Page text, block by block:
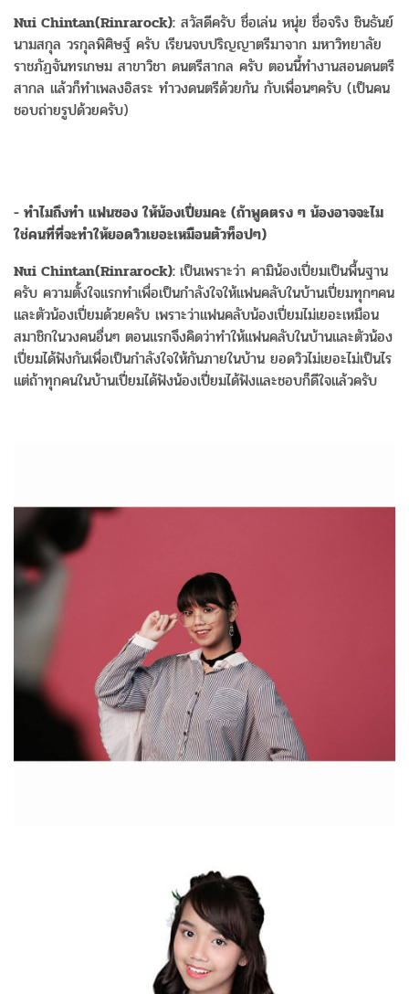
Nui Chintan(Rinrarock): สวัสดีครับ ชื่อเล่น หนุ่ย ชื่อจริง ชินธันย์
นามสกุล วรกุลพิศิษฐ์ ครับ เรียนจบปริญญาตรีมาจาก มหาวิทยาลัย
ราชภัฏจันทรเกษม สาขาวิชา ดนตรีสากล ครับ ตอนนี้ทำงานสอนดนตรี
สากล แล้วก็ทำเพลงอิสระ ทำวงดนตรีด้วยกัน กับเพื่อนๆครับ (เป็นคน
ชอบถ่ายรูปด้วยครับ)
- ทำไมถึงทำ แฟนซอง ให้น้องเปี่ยมคะ (ถ้าพูดตรง ๆ น้องอาจจะไม
ใช่คนที่ที่จะทำให้ยอดวิวเยอะเหมือนตัวท็อปๆ)
Nui Chintan(Rinrarock): เป็นเพราะว่า คามิน้องเปี่ยมเป็นพื้นฐาน
ครับ ความตั้งใจแรกทำเพื่อเป็นกำลังใจให้แฟนคลับในบ้านเปี่ยมทุกๆคน
และตัวน้องเปี่ยมด้วยครับ เพราะว่าแฟนคลับน้องเปี่ยมไม่เยอะเหมือน
สมาชิกในวงคนอื่นๆ ตอนแรกจึงคิดว่าทำให้แฟนคลับในบ้านและตัวน้อง
เปี่ยมได้ฟังกันเพื่อเป็นกำลังใจให้กันภายในบ้าน ยอดวิวไม่เยอะไม่เป็นไร
แต่ถ้าทุกคนในบ้านเปี่ยมได้ฟังน้องเปี่ยมได้ฟังและชอบก็ดีใจแล้วครับ